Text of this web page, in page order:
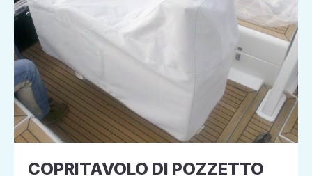
COPRITAVOLO DI POZZETTO